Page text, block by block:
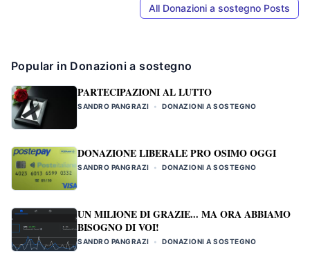
All Donazioni a sostegno Posts
Popular in Donazioni a sostegno
PARTECIPAZIONI AL LUTTO
SANDRO PANGRAZI • DONAZIONI A SOSTEGNO
DONAZIONE LIBERALE PRO OSIMO OGGI
SANDRO PANGRAZI • DONAZIONI A SOSTEGNO
UN MILIONE DI GRAZIE... MA ORA ABBIAMO
BISOGNO DI VOI!
SANDRO PANGRAZI • DONAZIONI A SOSTEGNO